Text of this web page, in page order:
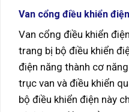
Van cổng điều khiển điện
Van cổng điều khiển
trang bị bộ điều khiển
điện năng thành cơ
trục van và điều khiển
bộ điều khiển điện này